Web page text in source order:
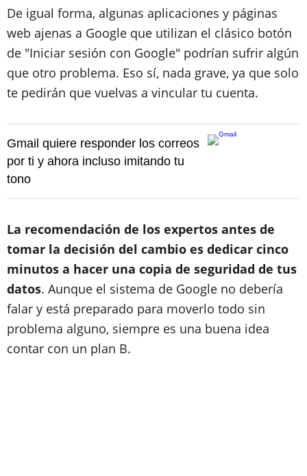
De igual forma, algunas aplicaciones y páginas
web ajenas a Google que utilizan el clásico botón
de "Iniciar sesión con Google" podrían sufrir algún
que otro problema. Eso sí, nada grave, ya que solo
te pedirán que vuelvas a vincular tu cuenta.
Gmail quiere responder los correos
por ti y ahora incluso imitando tu
tono
La recomendación de los expertos antes de
tomar la decisión del cambio es dedicar cinco
minutos a hacer una copia de seguridad de tus
datos. Aunque el sistema de Google no debería
falar y está preparado para moverlo todo sin
problema alguno, siempre es una buena idea
contar con un plan B.